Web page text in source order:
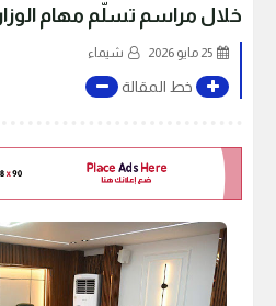
خلال مراسم تسلّم مهام
25 مايو 2026 شيماء
خط المقالة